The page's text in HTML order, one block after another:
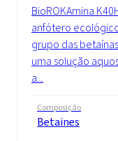
BioROKAmina
anfótero
grupo das
uma solução
a...
Composição
Betaines